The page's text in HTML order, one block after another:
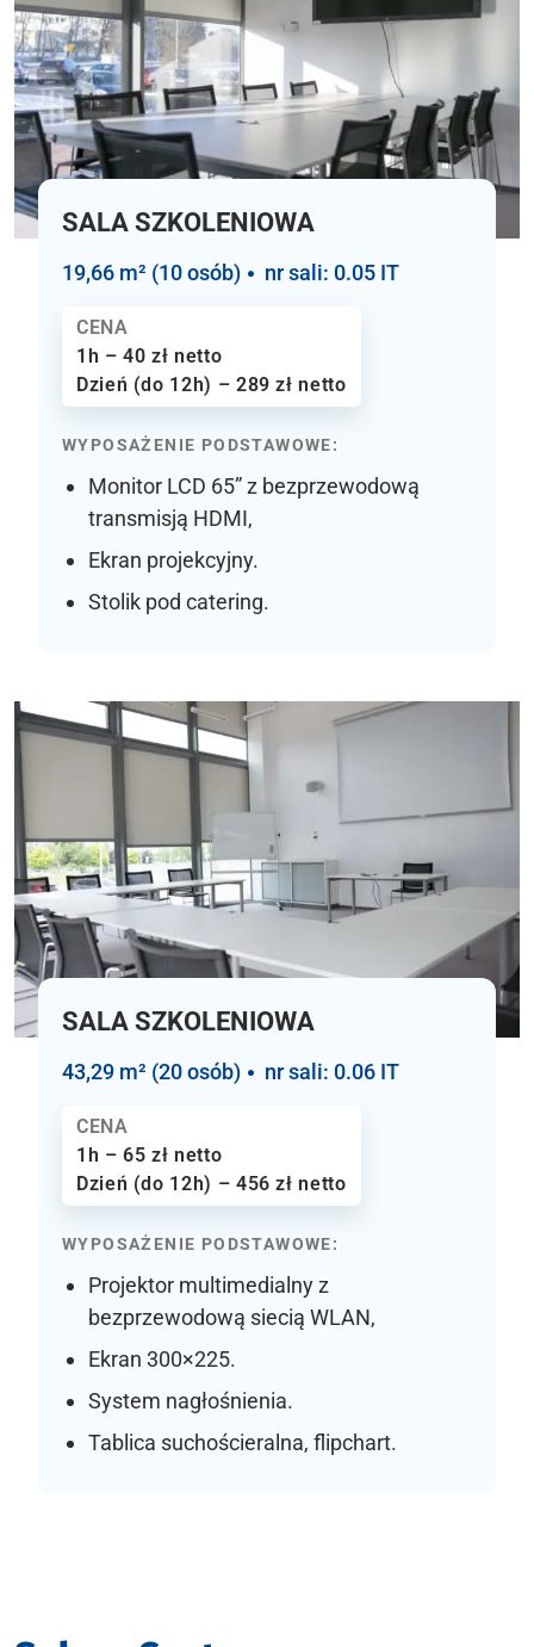
SALA SZKOLENIOWA
19,66 m² (10 osób) nr sali: 0.05 IT
CENA
1h – 40 zł netto
Dzień (do 12h) – 289 zł netto
WYPOSAŻENIE PODSTAWOWE:
Monitor LCD 65” z bezprzewodową
transmisją HDMI,
Ekran projekcyjny.
Stolik pod catering.
SALA SZKOLENIOWA
43,29 m² (20 osób) nr sali: 0.06 IT
CENA
1h – 65 zł netto
Dzień (do 12h) – 456 zł netto
WYPOSAŻENIE PODSTAWOWE:
Projektor multimedialny z
bezprzewodową siecią WLAN,
Ekran 300×225.
System nagłośnienia.
Tablica suchościeralna, flipchart.